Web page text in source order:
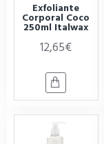
Exfoliante
Corporal Coco
250ml Italwax
12,65€